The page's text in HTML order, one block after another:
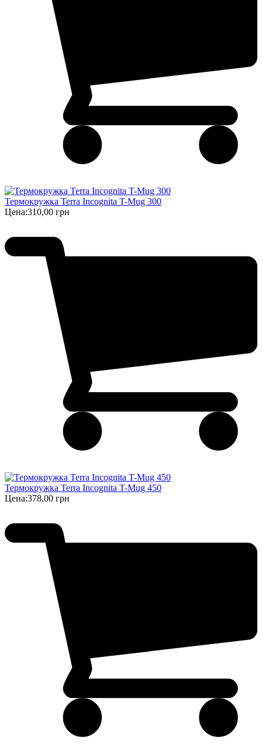
Термокружка Terra Incognita T-Mug 300
Цена:310,00 грн
Термокружка Terra Incognita T-Mug 450
Цена:378,00 грн